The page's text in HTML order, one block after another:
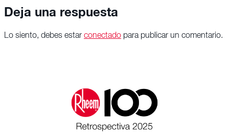
Deja una respuesta
Lo siento, debes estar conectado para publicar un comentario.